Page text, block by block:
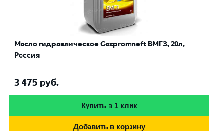
Масло гидравлическое Gazpromneft ВМГЗ, 20л,
Россия
3 475 руб.
Купить в 1 клик
Добавить в корзину